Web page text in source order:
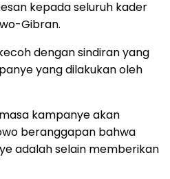
kepada seluruh kader
Gibran.
dengan sindiran yang
yang dilakukan oleh
kampanye akan
beranggapan bahwa
adalah selain memberikan